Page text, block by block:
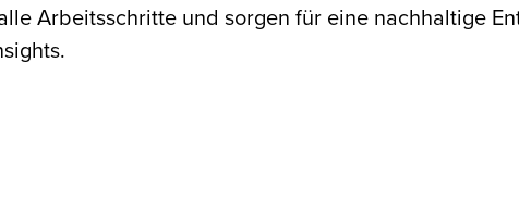
Arbeitsschritte und sorgen für eine nachhaltige